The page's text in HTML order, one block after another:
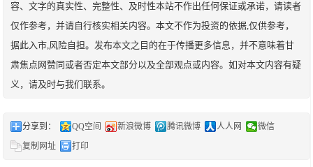
容、文字的真实性、完整性、及时性本站不作出任何保证或承诺，请读者
仅作参考，并请自行核实相关内容。本文不作为投资的依据,仅供参考，
据此入市,风险自担。发布本文之目的在于传播更多信息，并不意味着甘
肃焦点网赞同或者否定本文部分以及全部观点或内容。如对本文内容有疑
义，请及时与我们联系。
分享到： QQ空间 新浪微博 腾讯微博 人人网
微信
复制网址
打印